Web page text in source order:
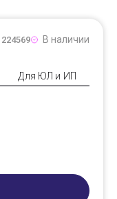
224569 В наличии
Для ЮЛ и ИП